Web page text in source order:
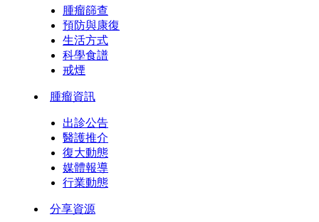
腫瘤篩查
預防與康復
生活方式
科學食譜
戒煙
腫瘤資訊
出診公告
醫護推介
復大動態
媒體報導
行業動態
分享資源